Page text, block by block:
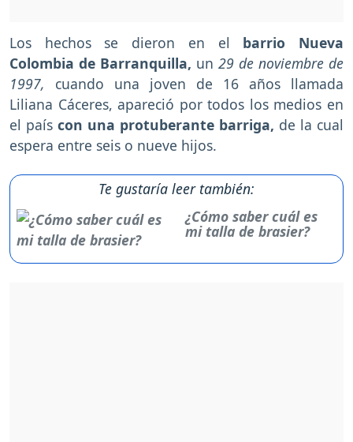
Los hechos se dieron en el barrio Nueva
Colombia de Barranquilla, un 29 de noviembre de
1997, cuando una joven de 16 años llamada
Liliana Cáceres, apareció por todos los medios en
el país con una protuberante barriga, de la cual
espera entre seis o nueve hijos.
Te gustaría leer también:
¿Cómo saber cuál es
mi talla de brasier?